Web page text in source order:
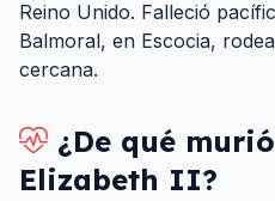
Reino Unido. Falleció
Balmoral, en Escocia,
cercana.
¿De qué murió
Elizabeth II?